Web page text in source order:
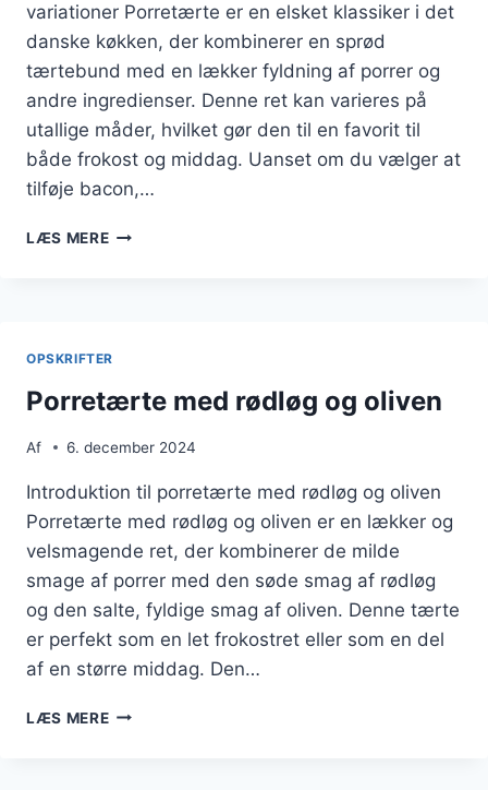
variationer Porretærte er en elsket klassiker i det
danske køkken, der kombinerer en sprød
tærtebund med en lækker fyldning af porrer og
andre ingredienser. Denne ret kan varieres på
utallige måder, hvilket gør den til en favorit til
både frokost og middag. Uanset om du vælger at
tilføje bacon,…
LÆS MEREPORRETÆRTE
OPSKRIFTER
Porretærte med rødløg og oliven
Af 6. december 2024
Introduktion til porretærte med rødløg og oliven
Porretærte med rødløg og oliven er en lækker og
velsmagende ret, der kombinerer de milde
smage af porrer med den søde smag af rødløg
og den salte, fyldige smag af oliven. Denne tærte
er perfekt som en let frokostret eller som en del
af en større middag. Den…
LÆS MEREPORRETÆRTE